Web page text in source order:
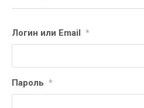
Логин или Email *
Пароль *